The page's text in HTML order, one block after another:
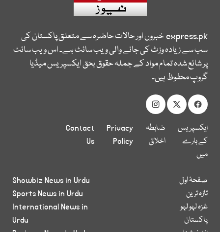
express.pkخبروں اور حالات حاضرہ سے متعلق پاکستان کی
سب سے زیادہ وزٹ کی جانے والی ویب سائٹ ہے۔ اس ویب سائٹ
پر شائع شدہ تمام مواد کے جملہ حقوق بحق ایکسپریس میڈیا
گروپ محفوظ ہیں۔
ایکسپریس
کے بارے
میں
ضابطہ
اخلاق
Privacy
Policy
Contact
Us
صفحۂ اول
تازہ ترین
غزہ لہو لہو
پاکستان
Showbiz News in Urdu
Sports News in Urdu
International News in
Urdu